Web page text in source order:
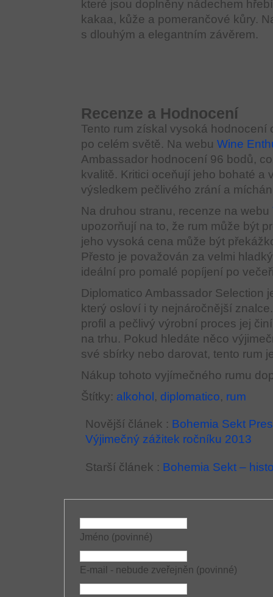
které jsou doplněny nádechem
kakaa, kůže a pomerančové kůry.
s dlouhým a elegantním závěrem.
Recenze a Hodnocení
Tento rum získal vysoká hodnocení
po celém světě. Na webu Wine
Ambassador hodnocení 96 bodů,
kvalitě. Kritici oceňují jeho bohaté a
výsledkem pečlivého zrání a
Na druhou stranu, recenze na webu
upozorňují na to, že rum může být
jeho vysoká cena může být
Přesto je považován za velmi
ideální pro pomalé popíjení po
Diplomatico Ambassador Selection
který osloví i ty nejnáročnější
profil a pečlivý výrobní proces jej
na trhu. Pokud hledáte něco
své sbírky nebo darovat, tento rum
Nákup tohoto vyjímečného rumu
Štítky: alkohol , diplomatico, rum
Novější článek : Bohemia Sekt
Výjimečný zážitek ročníku 2013
Starší článek : Bohemia Sekt –
Jméno (povinné)
E-mail - nebude zveřejněn (povinné)